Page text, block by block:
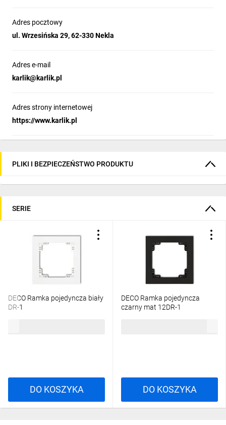
Adres pocztowy
ul. Wrzesińska 29, 62-330 Nekla
Adres e-mail
karlik@karlik.pl
Adres strony internetowej
https://www.karlik.pl
PLIKI I BEZPIECZEŃSTWO PRODUKTU
SERIE
DECO Ramka pojedyncza biały
DR-1
DO KOSZYKA
DECO Ramka pojedyncza
czarny mat 12DR-1
DO KOSZYKA